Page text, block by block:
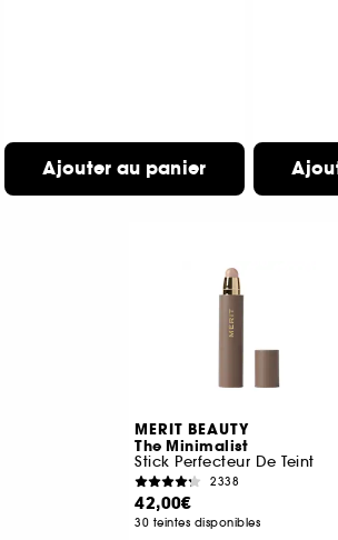
Ajouter au panier
MERIT BEAUTY
The Minimalist
Stick Perfecteur De Teint
2338
42,00€
30 teintes disponibles